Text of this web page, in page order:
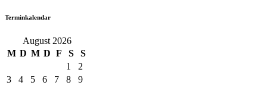
Terminkalendar
August 2026
M D M D F S
S
1
2
3
4 5 6 7 8
9